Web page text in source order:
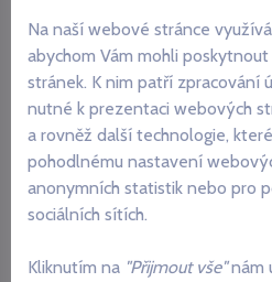
První turnus rekondičního
námi
První turnus rekondičního
Chvalšinách je za námi.
Milena Urbanová
Na naší webové stránce
abychom Vám mohli
stránek. K nim patří zpracování
nutné k prezentaci webových
a rovněž další technologie,
pohodlnému nastavení
anonymních statistik nebo pro
sociálních sítích.
Kliknutím na "Přijmout vše"nám